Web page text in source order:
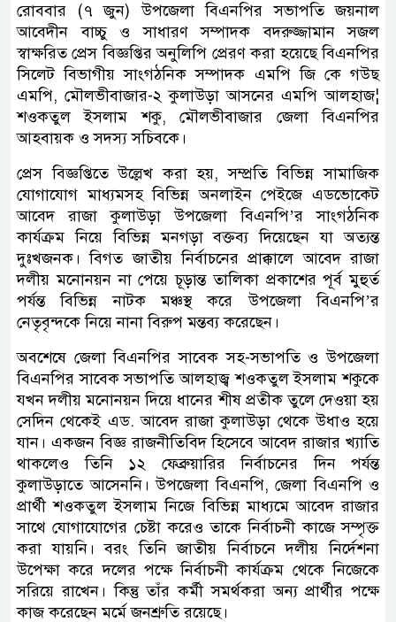
রোববার (৭ জুন) উপজেলা বিএনপির সভাপতি জয়নাল
আবেদীন বাচ্চু ও সাধারণ সম্পাদক বদরুজ্জামান সজল
স্বাক্ষরিত প্রেস বিজ্ঞপ্তির অনুলিপি প্রেরণ করা হয়েছে বিএনপির
সিলেট বিভাগীয় সাংগঠনিক সম্পাদক এমপি জি কে গউছ
এমপি, মৌলভীবাজার-২ কুলাউড়া আসনের এমপি আলহাজ¦
শওকতুল ইসলাম শকু, মৌলভীবাজার জেলা বিএনপির
আহবায়ক ও সদস্য সচিবকে।
প্রেস বিজ্ঞপ্তিতে উল্লেখ করা হয়, সম্প্রতি বিভিন্ন সামাজিক
যোগাযোগ মাধ্যমসহ বিভিন্ন অনলাইন পেইজে এডভোকেট
আবেদ রাজা কুলাউড়া উপজেলা বিএনপি’র সাংগঠনিক
কার্যক্রম নিয়ে বিভিন্ন মনগড়া বক্তব্য দিয়েছেন যা অত্যন্ত
দুঃখজনক। বিগত জাতীয় নির্বাচনের প্রাক্কালে আবেদ রাজা
দলীয় মনোনয়ন না পেয়ে চূড়ান্ত তালিকা প্রকাশের পূর্ব মুহুর্ত
পর্যন্ত বিভিন্ন নাটক মঞ্চস্থ করে উপজেলা বিএনপি’র
নেতৃবৃন্দকে নিয়ে নানা বিরুপ মন্তব্য করেছেন।
অবশেষে জেলা বিএনপির সাবেক সহ-সভাপতি ও উপজেলা
বিএনপির সাবেক সভাপতি আলহাজ্ব শওকতুল ইসলাম শকুকে
যখন দলীয় মনোনয়ন দিয়ে ধানের শীষ প্রতীক তুলে দেওয়া হয়
সেদিন থেকেই এড. আবেদ রাজা কুলাউড়া থেকে উধাও হয়ে
যান। একজন বিজ্ঞ রাজনীতিবিদ হিসেবে আবেদ রাজার খ্যাতি
থাকলেও তিনি ১২ ফেব্রুয়ারির নির্বাচনের দিন পর্যন্ত
কুলাউড়াতে আসেননি। উপজেলা বিএনপি, জেলা বিএনপি ও
প্রার্থী শওকতুল ইসলাম নিজে বিভিন্ন মাধ্যমে আবেদ রাজার
সাথে যোগাযোগের চেষ্টা করেও তাকে নির্বাচনী কাজে সম্পৃক্ত
করা যায়নি। বরং তিনি জাতীয় নির্বাচনে দলীয় নির্দেশনা
উপেক্ষা করে দলের পক্ষে নির্বাচনী কার্যক্রম থেকে নিজেকে
সরিয়ে রাখেন। কিন্তু তাঁর কর্মী সমর্থকরা অন্য প্রার্থীর পক্ষে
কাজ করেছেন মর্মে জনশ্রুতি রয়েছে।